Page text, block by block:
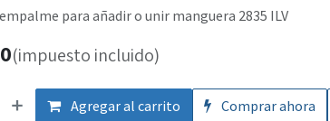
para añadir o unir manguera 2835 ILV
(impuesto incluido)
Agregar al carrito Comprar ahora